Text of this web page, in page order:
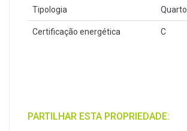
Tipologia Quarto
Certificação energética C
PARTILHAR ESTA PROPRIEDADE: